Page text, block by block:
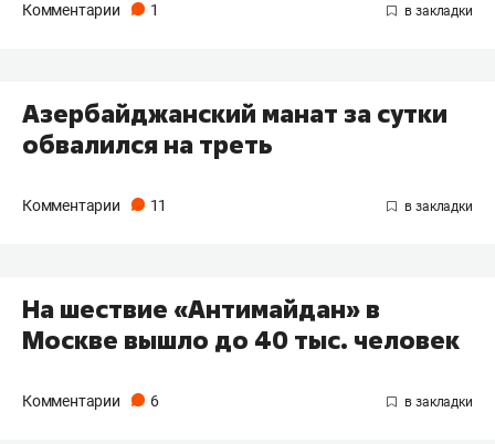
Комментарии 1
Азербайджанский манат за сутки
обвалился на треть
Комментарии 11
На шествие «Антимайдан» в
Москве вышло до 40 тыс. человек
Комментарии 6